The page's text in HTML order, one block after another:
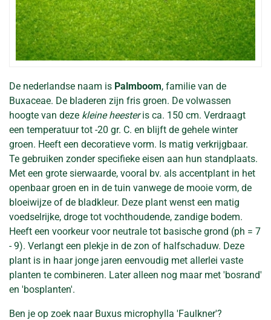
De nederlandse naam is Palmboom, familie van de
Buxaceae. De bladeren zijn fris groen. De volwassen
hoogte van deze kleine heesteris ca. 150 cm. Verdraagt
een temperatuur tot -20 gr. C. en blijft de gehele winter
groen. Heeft een decoratieve vorm. Is matig verkrijgbaar.
Te gebruiken zonder specifieke eisen aan hun standplaats.
Met een grote sierwaarde, vooral bv. als accentplant in het
openbaar groen en in de tuin vanwege de mooie vorm, de
bloeiwijze of de bladkleur. Deze plant wenst een matig
voedselrijke, droge tot vochthoudende, zandige bodem.
Heeft een voorkeur voor neutrale tot basische grond (ph = 7
- 9). Verlangt een plekje in de zon of halfschaduw. Deze
plant is in haar jonge jaren eenvoudig met allerlei vaste
planten te combineren. Later alleen nog maar met 'bosrand'
en 'bosplanten'.
Ben je op zoek naar Buxus microphylla 'Faulkner'?